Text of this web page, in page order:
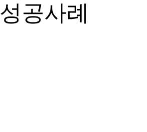
성공사례